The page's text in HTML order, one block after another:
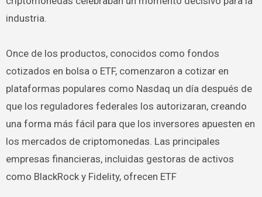
industria.
Once de los productos, conocidos como fondos
cotizados en bolsa o ETF, comenzaron a cotizar en
plataformas populares como Nasdaq un día después de
que los reguladores federales los autorizaran, creando
una forma más fácil para que los inversores apuesten en
los mercados de criptomonedas. Las principales
empresas financieras, incluidas gestoras de activos
como BlackRock y Fidelity, ofrecen ETF